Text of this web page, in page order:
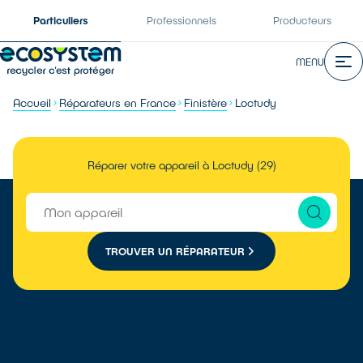
Particuliers Professionnels Producteurs
MENU
Accueil Réparateurs en France Finistère Loctudy
Réparer votre appareil à Loctudy (29)
TROUVER UN RÉPARATEUR